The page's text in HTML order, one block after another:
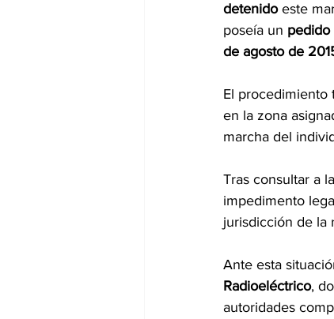
detenido este
poseía un pedido
de agosto de
El procedimiento
en la zona
marcha del
Tras consultar a
impedimento
jurisdicción de la
Ante esta
Radioeléctrico,
autoridades